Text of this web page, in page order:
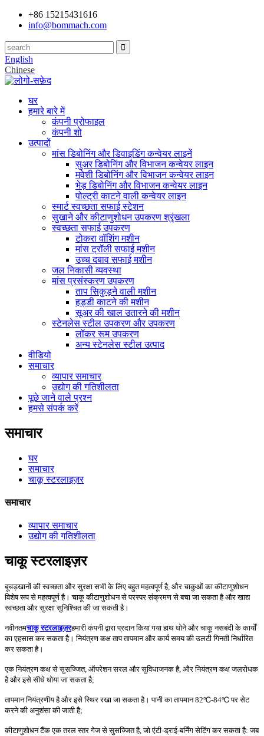
+86 15215431616
info@bommach.com
English
Chinese
घर
हमारे बारे में
कंपनी प्रोफाइल
कंपनी शो
उत्पादों
मांस डिबोनिंग और डिवाइडिंग कन्वेयर लाइनें
सुअर डिबोनिंग और विभाजन कन्वेयर लाइन
मवेशी डिबोनिंग और विभाजन कन्वेयर लाइन
भेड़ डिबोनिंग और विभाजन कन्वेयर लाइन
पोल्ट्री काटने वाली कन्वेयर लाइन
स्मार्ट स्वच्छता सफाई स्टेशन
सुखाने और कीटाणुशोधन उपकरण श्रृंखला
स्वच्छता सफाई उपकरण
टोकरा वॉशिंग मशीन
मांस ट्रॉली सफाई मशीन
उच्च दबाव सफाई मशीन
जल निकासी व्यवस्था
मांस प्रसंस्करण उपकरण
ताप सिकुड़ने वाली मशीन
हड्डी काटने की मशीन
सूअर की खाल उतारने की मशीन
स्टेनलेस स्टील उपकरण और उपकरण
लॉकर रूम उपकरण
अन्य स्टेनलेस स्टील उत्पाद
वीडियो
समाचार
व्यापार समाचार
उद्योग की गतिशीलता
पूछे जाने वाले प्रश्न
हमसे संपर्क करें
समाचार
घर
समाचार
चाकू स्टरलाइज़र
समाचार
व्यापार समाचार
उद्योग की गतिशीलता
चाकू स्टरलाइज़र
बूचड़खानों की स्वच्छता और सुरक्षा सभी के लिए बहुत महत्वपूर्ण है, और चाकुओं का कीटाणुशोधन
विशेष रूप से महत्वपूर्ण है। चाकू कीटाणुशोधन से परस्पर संक्रमण से बचा जा सकता है और खाद्य
स्वच्छता और सुरक्षा सुनिश्चित की जा सकती है।
नवीनतमचाकू स्टरलाइज़रहमारी कंपनी द्वारा प्रदान किया गया हाथ धोने और चाकू नसबंदी के कार्यों
का एहसास कर सकता है। नियंत्रण कक्ष ताप तापमान और कार्य समय की उलटी गिनती निर्धारित
कर सकता है।
एक नियंत्रण कक्ष से सुसज्जित, ऑपरेशन सरल और सुविधाजनक है, और नियंत्रण कक्ष जलरोधक
है और इसे सीधे धोया जा सकता है;
तापमान नियंत्रणीय है और इसे स्थिर रखा जा सकता है। पानी का तापमान 82℃-84℃ पर सेट
करने की अनुशंसा की जाती है;
कीटाणुशोधन टैंक एक तरल स्तर गेज से सुसज्जित है, जो एंटी-ड्राई-बर्निंग सेटिंग कर सकता है: जब